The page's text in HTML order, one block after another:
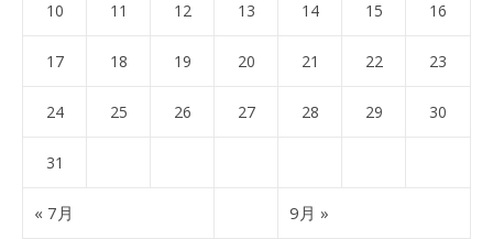
10 11 12 13 14 15 16
17 18 19 20 21 22 23
24 25 26 27 28 29 30
31
« 7月 9月 »